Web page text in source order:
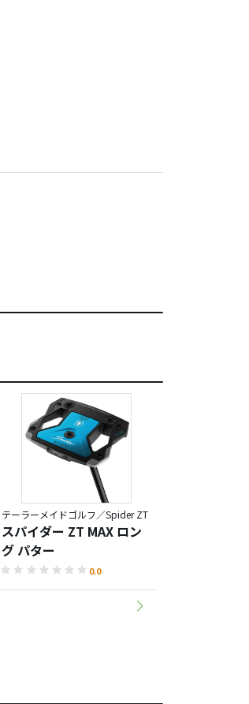
テーラーメイドゴルフ／Spider ZT
スパイダー ZT MAX ロン
グ パター
0.0